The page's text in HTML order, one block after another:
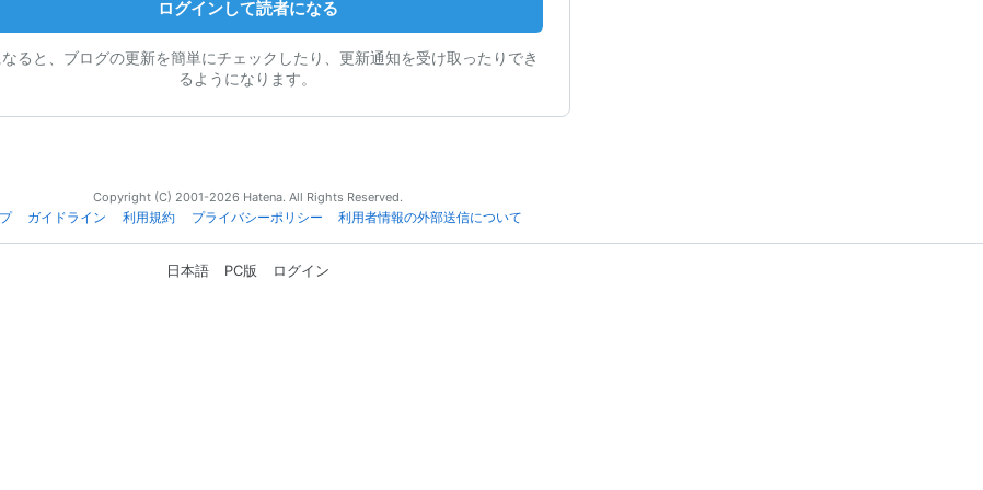
ログインして読者になる
ると、ブログの更新を簡単にチェックしたり、更新通知を受け取ったりでき
るようになります。
Copyright (C) 2001-2026 Hatena. All Rights Reserved.
ガイドライン 利用規約 プライバシーポリシー 利用者情報の外部送信について
日本語 PC版 ログイン